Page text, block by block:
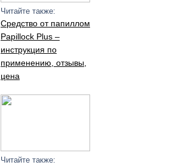
Читайте также:
Средство от папиллом
Papillock Plus –
инструкция по
применению, отзывы,
цена
Читайте также: